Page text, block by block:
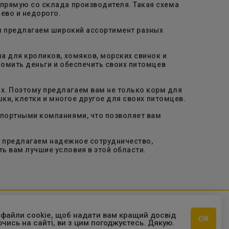
со склада производителя. Такая схема
и недорого.
широкий ассортимент разных
для кроликов, хомяков, морских свинок и
деньги и обеспечить своих питомцев
Поэтому предлагаем вам не только корм для
клетки и многое другое для своих питомцев.
компаниями, что позволяет вам
надежное сотрудничество,
лучшие условия в этой области.
cookie, щоб надати вам кращий досвід
на сайті, ви з цим погоджуєтесь. Дякую.
ОК